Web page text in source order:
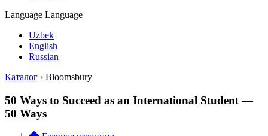
Language Language
Uzbek
English
Russian
Каталог › Bloomsbury
50 Ways to Succeed as an International Student —
50 Ways